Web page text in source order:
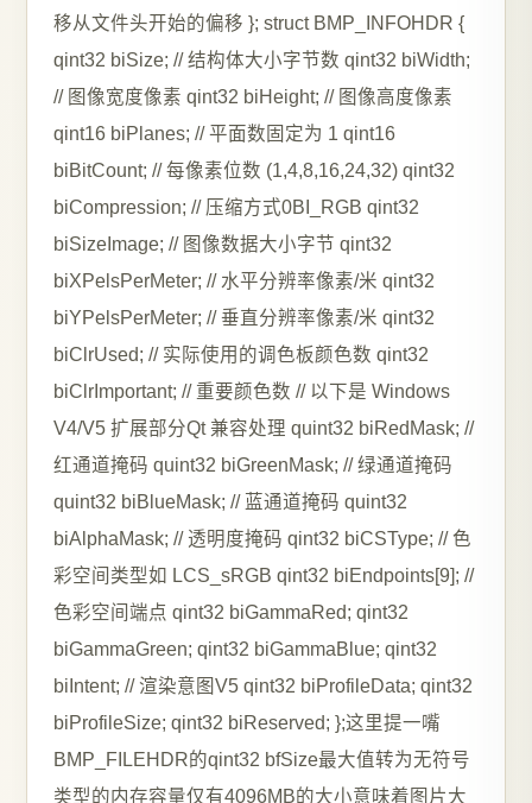
移从文件头开始的偏移 }; struct BMP_INFOHDR {
qint32 biSize; // 结构体大小字节数 qint32 biWidth;
// 图像宽度像素 qint32 biHeight; // 图像高度像素
qint16 biPlanes; // 平面数固定为 1 qint16
biBitCount; // 每像素位数 (1,4,8,16,24,32) qint32
biCompression; // 压缩方式0BI_RGB qint32
biSizeImage; // 图像数据大小字节 qint32
biXPelsPerMeter; // 水平分辨率像素/米 qint32
biYPelsPerMeter; // 垂直分辨率像素/米 qint32
biClrUsed; // 实际使用的调色板颜色数 qint32
biClrImportant; // 重要颜色数 // 以下是 Windows
V4/V5 扩展部分Qt 兼容处理 quint32 biRedMask; //
红通道掩码 quint32 biGreenMask; // 绿通道掩码
quint32 biBlueMask; // 蓝通道掩码 quint32
biAlphaMask; // 透明度掩码 qint32 biCSType; // 色
彩空间类型如 LCS_sRGB qint32 biEndpoints[9]; //
色彩空间端点 qint32 biGammaRed; qint32
biGammaGreen; qint32 biGammaBlue; qint32
biIntent; // 渲染意图V5 qint32 biProfileData; qint32
biProfileSize; qint32 biReserved; };这里提一嘴
BMP_FILEHDR的qint32 bfSize最大值转为无符号
类型的内存容量仅有4096MB的大小意味着图片大